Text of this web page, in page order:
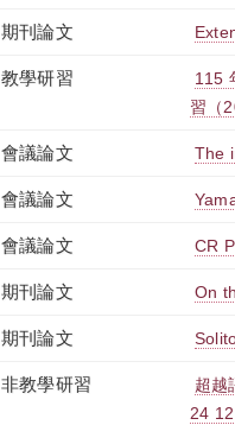
期刊論文
教學研習
115
習（
會議論文 The
會議論文
會議論文 CR
期刊論文 On
期刊論文
非教學研習
超越
24